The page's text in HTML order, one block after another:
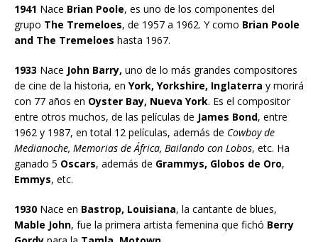
1941 Nace Brian Poole, es uno de los componentes del
grupo The Tremeloes, de 1957 a 1962. Y como Brian Poole
and The Tremeloes hasta 1967.
1933 Nace John Barry, uno de lo más grandes compositores
de cine de la historia, en York, Yorkshire, Inglaterra y morirá
con 77 años en Oyster Bay, Nueva York. Es el compositor
entre otros muchos, de las películas de James Bond, entre
1962 y 1987, en total 12 películas, además de Cowboy de
Medianoche, Memorias de África, Bailando con Lobos, etc. Ha
ganado 5 Oscars, además de Grammys, Globos de Oro,
Emmys, etc.
1930 Nace en Bastrop, Louisiana, la cantante de blues,
Mable John, fue la primera artista femenina que fichó Berry